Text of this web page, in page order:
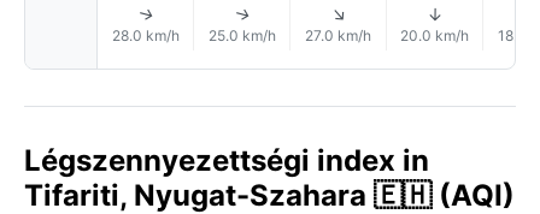
↑
28.0 km/h
↑
25.0 km/h
↑
27.0 km/h
↑
20.0 km/h 18.0
Légszennyezettségi index in
Tifariti, Nyugat-Szahara 🇪🇭 (AQI)